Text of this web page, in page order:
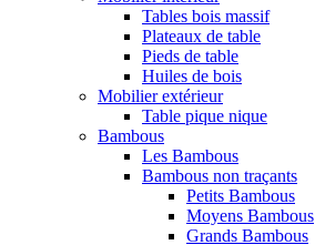
Tables bois massif
Plateaux de table
Pieds de table
Huiles de bois
Mobilier extérieur
Table pique nique
Bambous
Les Bambous
Bambous non traçants
Petits Bambous
Moyens Bambous
Grands Bambous